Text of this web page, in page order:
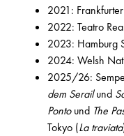
2021:
2022: Teatro
2023: Hamburg
2024: Welsh
2025/26:
dem Serailund
Pontound The
Tokyo (La traviata